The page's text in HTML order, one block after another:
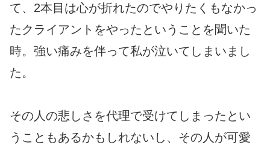
て、2本目は心が折れたのでやりたくもなかっ
たクライアントをやったということを聞いた
時。強い痛みを伴って私が泣いてしまいまし
た。
その人の悲しさを代理で受けてしまったとい
うこともあるかもしれないし、その人が可愛